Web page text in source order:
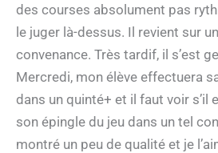
des courses absolument pas
le juger là-dessus. Il revient sur
convenance. Très tardif, il s’est
Mercredi, mon élève effectuera
dans un quinté+ et il faut voir s’il
son épingle du jeu dans un tel
montré un peu de qualité et je